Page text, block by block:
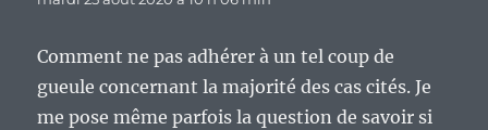
Comment ne pas adhérer à un tel coup de
gueule concernant la majorité des cas cités. Je
me pose même parfois la question de savoir si